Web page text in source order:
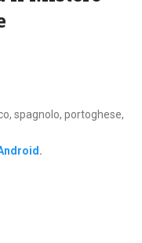
spagnolo, portoghese,
.